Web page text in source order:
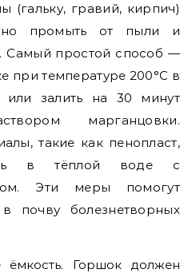
(гальку, гравий, кирпич)
промыть от пыли и
Самый простой способ —
при температуре 200°C в
или залить на 30 минут
марганцовки.
такие как пенопласт,
в тёплой воде с
Эти меры помогут
почву болезнетворных
ёмкость. Горшок должен